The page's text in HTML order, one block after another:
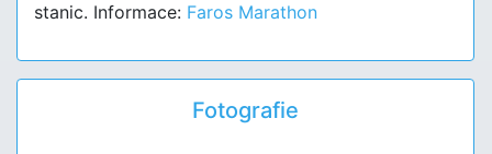
stanic. Informace: Faros Marathon
Fotografie